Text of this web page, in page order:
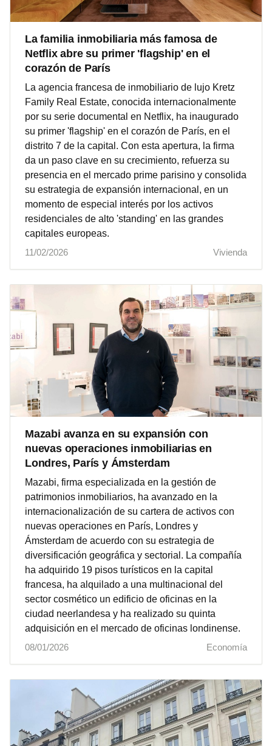
La familia inmobiliaria más famosa de
Netflix abre su primer 'flagship' en el
corazón de París
La agencia francesa de inmobiliario de lujo Kretz
Family Real Estate, conocida internacionalmente
por su serie documental en Netflix, ha inaugurado
su primer 'flagship' en el corazón de París, en el
distrito 7 de la capital. Con esta apertura, la firma
da un paso clave en su crecimiento, refuerza su
presencia en el mercado prime parisino y consolida
su estrategia de expansión internacional, en un
momento de especial interés por los activos
residenciales de alto 'standing' en las grandes
capitales europeas.
11/02/2026
Vivienda
Mazabi avanza en su expansión con
nuevas operaciones inmobiliarias en
Londres, París y Ámsterdam
Mazabi, firma especializada en la gestión de
patrimonios inmobiliarios, ha avanzado en la
internacionalización de su cartera de activos con
nuevas operaciones en París, Londres y
Ámsterdam de acuerdo con su estrategia de
diversificación geográfica y sectorial. La compañía
ha adquirido 19 pisos turísticos en la capital
francesa, ha alquilado a una multinacional del
sector cosmético un edificio de oficinas en la
ciudad neerlandesa y ha realizado su quinta
adquisición en el mercado de oficinas londinense.
08/01/2026
Economía